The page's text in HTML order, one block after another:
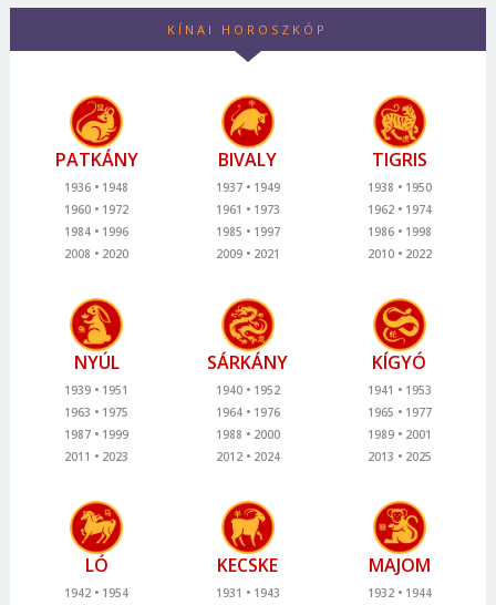
KÍNAI HOROSZKÓP
PATKÁNY
1936
1948
1960
1972
1984
1996
2008
2020
BIVALY
1937
1949
1961
1973
1985
1997
2009
2021
TIGRIS
1938
1950
1962
1974
1986
1998
2010
2022
NYÚL
1939
1951
1963
1975
1987
1999
2011
2023
SÁRKÁNY
1940
1952
1964
1976
1988
2000
2012
2024
KÍGYÓ
1941
1953
1965
1977
1989
2001
2013
2025
LÓ
1942 1954
KECSKE
1931 1943
MAJOM
1932 1944